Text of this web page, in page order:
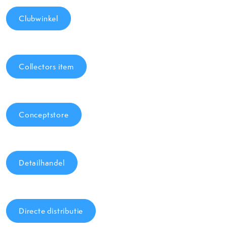
Clubwinkel
Collectors item
Conceptstore
Detailhandel
Directe distributie